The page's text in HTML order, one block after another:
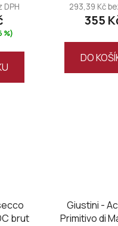
DPH
%)
293,39 Kč
355
DO
brut
Giustini -
Primitivo di